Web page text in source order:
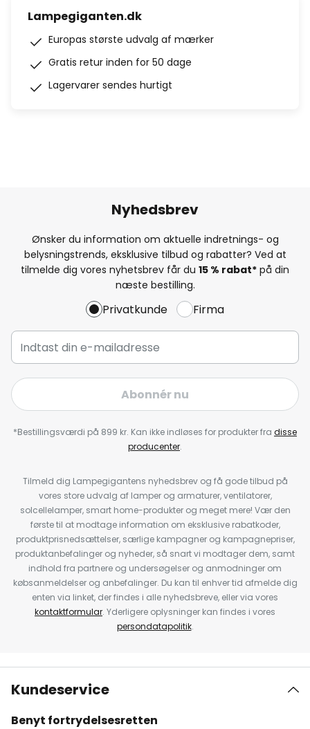
Lampegiganten.dk
Europas største udvalg af mærker
Gratis retur inden for 50 dage
Lagervarer sendes hurtigt
Nyhedsbrev
Ønsker du information om aktuelle indretnings- og
belysningstrends, eksklusive tilbud og rabatter? Ved at
tilmelde dig vores nyhetsbrev får du 15 % rabat* på din
næste bestilling.
Privatkunde Firma
Abonnér nu
*Bestillingsværdi på 899 kr. Kan ikke indløses for produkter fra disse
producenter.
Tilmeld dig Lampegigantens nyhedsbrev og få gode tilbud på
vores store udvalg af lamper og armaturer, ventilatorer,
solcellelamper, smart home-produkter og meget mere! Vær den
første til at modtage information om eksklusive rabatkoder,
produktprisnedsættelser, særlige kampagner og kampagnepriser,
produktanbefalinger og nyheder, så snart vi modtager dem, samt
indhold fra partnere og undersøgelser og anmodninger om
købsanmeldelser og anbefalinger. Du kan til enhver tid afmelde dig
enten via linket, der findes i alle nyhedsbreve, eller via vores
kontaktformular. Yderligere oplysninger kan findes i vores
persondatapolitik.
Kundeservice
Benyt fortrydelsesretten